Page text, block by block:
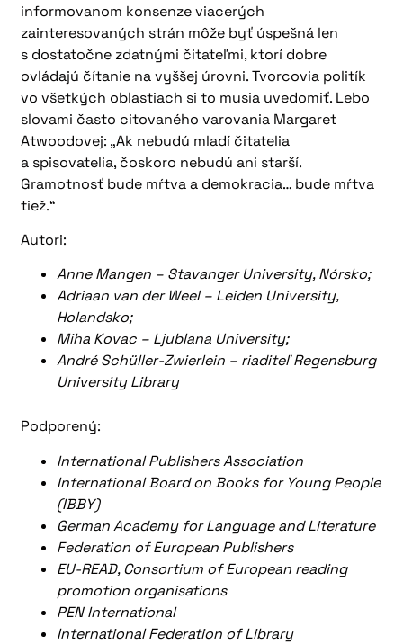
informovanom konsenze viacerých
zainteresovaných strán môže byť úspešná len
s dostatočne zdatnými čitateľmi, ktorí dobre
ovládajú čítanie na vyššej úrovni. Tvorcovia politík
vo všetkých oblastiach si to musia uvedomiť. Lebo
slovami často citovaného varovania Margaret
Atwoodovej: „Ak nebudú mladí čitatelia
a spisovatelia, čoskoro nebudú ani starší.
Gramotnosť bude mŕtva a demokracia… bude mŕtva
tiež.“
Autori:
Anne Mangen – Stavanger University, Nórsko;
Adriaan van der Weel – Leiden University,
Holandsko;
Miha Kovac – Ljublana University;
André Schüller-Zwierlein – riaditeľ Regensburg
University Library
Podporený:
International Publishers Association
International Board on Books for Young People
(IBBY)
German Academy for Language and Literature
Federation of European Publishers
EU-READ, Consortium of European reading
promotion organisations
PEN International
International Federation of Library